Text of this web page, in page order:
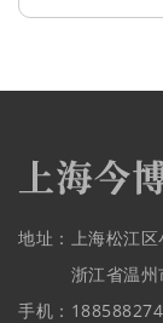
地址：上海松江区
浙江省温州市
手机：